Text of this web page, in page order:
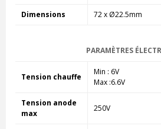
Dimensions 72 x Ø22.5mm
PARAMÈTRES
Tension chauffe
Min : 6V
Max :6.6V
Tension anode
max
250V